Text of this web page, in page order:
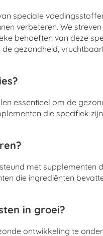
speciale
verbeteren. We
behoeften van deze
gezondheid,
essentieel om de
die specifiek zijn
met supplementen
die ingrediënten
in groei?
ontwikkeling te